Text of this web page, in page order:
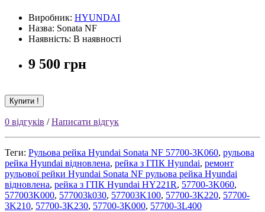
Виробник: HYUNDAI
Назва: Sonata NF
Наявність: В наявності
9 500 грн
Купити !
0 відгуків /Написати відгук
Теги: Рульова рейка Hyundai Sonata NF 57700-3K060, рульова
рейка Hyundai відновлена, рейка з ГПК Hyundai, ремонт
рульової рейки Hyundai Sonata NF рульова рейка Hyundai
відновлена, рейка з ГПК Hyundai HY221R, 57700-3K060,
577003K000, 577003k030, 577003K100, 57700-3K220, 57700-
3K210, 57700-3K230, 57700-3K000, 57700-3L400